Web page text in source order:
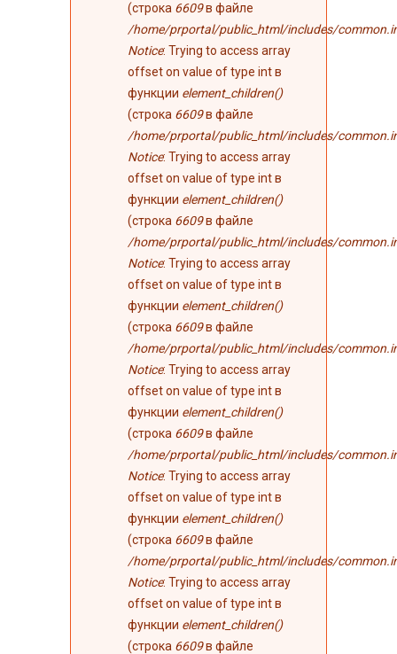
(строка 6609в файле
/home/prportal/public_html/includes/
Notice: Trying to access array
offset on value of type int в
функции element_children()
(строка 6609в файле
/home/prportal/public_html/includes/
Notice: Trying to access array
offset on value of type int в
функции element_children()
(строка 6609в файле
/home/prportal/public_html/includes/
Notice: Trying to access array
offset on value of type int в
функции element_children()
(строка 6609в файле
/home/prportal/public_html/includes/
Notice: Trying to access array
offset on value of type int в
функции element_children()
(строка 6609в файле
/home/prportal/public_html/includes/
Notice: Trying to access array
offset on value of type int в
функции element_children()
(строка 6609в файле
/home/prportal/public_html/includes/
Notice: Trying to access array
offset on value of type int в
функции element_children()
(строка 6609в файле